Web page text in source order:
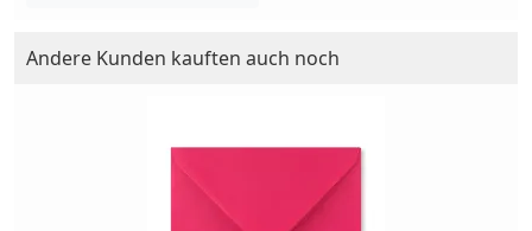
Andere Kunden kauften auch noch